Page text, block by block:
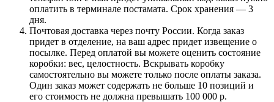
оплатить в терминале постамата. Срок хранения — 3
дня.
Почтовая доставка через почту России. Когда заказ
придет в отделение, на ваш адрес придет извещение о
посылке. Перед оплатой вы можете оценить состояние
коробки: вес, целостность. Вскрывать коробку
самостоятельно вы можете только после оплаты заказа.
Один заказ может содержать не больше 10 позиций и
его стоимость не должна превышать 100 000 р.